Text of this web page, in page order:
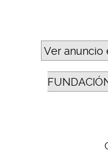
Ver anuncio